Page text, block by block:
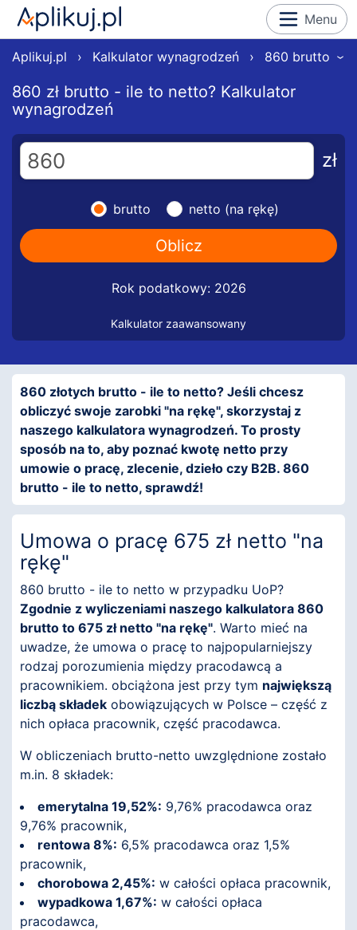
Menu
Aplikuj.pl › Kalkulator wynagrodzeń › 860 brutto ›
860 zł brutto - ile to netto? Kalkulator
wynagrodzeń
zł
brutto netto (na rękę)
Rok podatkowy: 2026
Kalkulator zaawansowany
860 złotych brutto - ile to netto? Jeśli chcesz
obliczyć swoje zarobki "na rękę", skorzystaj z
naszego kalkulatora wynagrodzeń. To prosty
sposób na to, aby poznać kwotę netto przy
umowie o pracę, zlecenie, dzieło czy B2B. 860
brutto - ile to netto, sprawdź!
Umowa o pracę 675 zł netto "na
rękę"
860 brutto - ile to netto w przypadku UoP?
Zgodnie z wyliczeniami naszego kalkulatora 860
brutto to 675 zł netto "na rękę". Warto mieć na
uwadze, że umowa o pracę to najpopularniejszy
rodzaj porozumienia między pracodawcą a
pracownikiem. obciążona jest przy tym największą
liczbą składek obowiązujących w Polsce – część z
nich opłaca pracownik, część pracodawca.
W obliczeniach brutto-netto uwzględnione zostało
m.in. 8 składek:
emerytalna 19,52%: 9,76% pracodawca oraz
9,76% pracownik,
rentowa 8%: 6,5% pracodawca oraz 1,5%
pracownik,
chorobowa 2,45%: w całości opłaca pracownik,
wypadkowa 1,67%: w całości opłaca
pracodawca,